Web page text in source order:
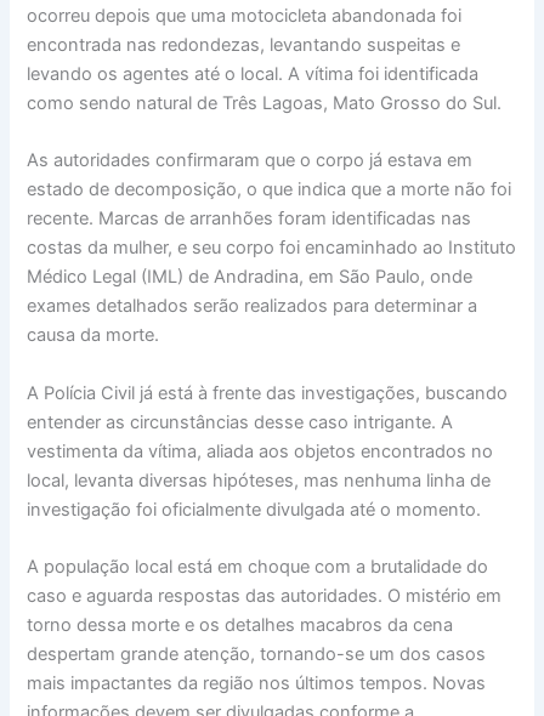
ocorreu depois que uma motocicleta abandonada foi
encontrada nas redondezas, levantando suspeitas e
levando os agentes até o local. A vítima foi identificada
como sendo natural de Três Lagoas, Mato Grosso do Sul.
As autoridades confirmaram que o corpo já estava em
estado de decomposição, o que indica que a morte não foi
recente. Marcas de arranhões foram identificadas nas
costas da mulher, e seu corpo foi encaminhado ao Instituto
Médico Legal (IML) de Andradina, em São Paulo, onde
exames detalhados serão realizados para determinar a
causa da morte.
A Polícia Civil já está à frente das investigações, buscando
entender as circunstâncias desse caso intrigante. A
vestimenta da vítima, aliada aos objetos encontrados no
local, levanta diversas hipóteses, mas nenhuma linha de
investigação foi oficialmente divulgada até o momento.
A população local está em choque com a brutalidade do
caso e aguarda respostas das autoridades. O mistério em
torno dessa morte e os detalhes macabros da cena
despertam grande atenção, tornando-se um dos casos
mais impactantes da região nos últimos tempos. Novas